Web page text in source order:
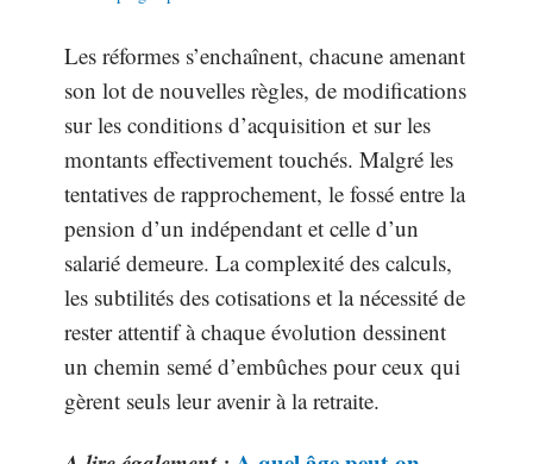
Les réformes s’enchaînent, chacune amenant
son lot de nouvelles règles, de modifications
sur les conditions d’acquisition et sur les
montants effectivement touchés. Malgré les
tentatives de rapprochement, le fossé entre la
pension d’un indépendant et celle d’un
salarié demeure. La complexité des calculs,
les subtilités des cotisations et la nécessité de
rester attentif à chaque évolution dessinent
un chemin semé d’embûches pour ceux qui
gèrent seuls leur avenir à la retraite.